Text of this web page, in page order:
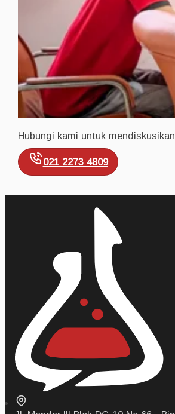
Hubungi kami untuk
021 2273 4809